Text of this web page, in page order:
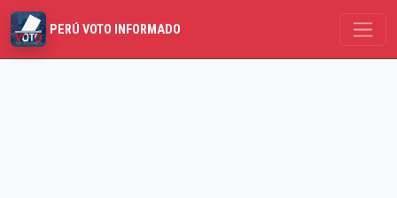
PERÚ VOTO INFORMADO